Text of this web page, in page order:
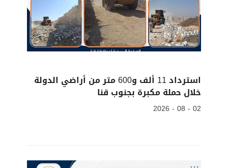
استرداد 11 ألف و600 متر من أراضي الدولة
خلال حملة مكبرة بجنوب قنا
02 - 08 - 2026